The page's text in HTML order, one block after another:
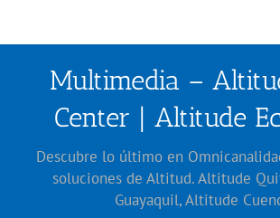
Multimedia –
Center | Altitude
Descubre lo último en
soluciones de Altitud. Altitude
Guayaquil, Altitude